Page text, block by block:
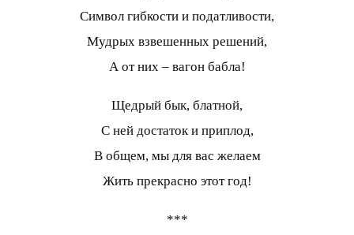
Символ гибкости и податливости,
Мудрых взвешенных решений,
А от них – вагон бабла!
Щедрый бык, блатной,
С ней достаток и приплод,
В общем, мы для вас желаем
Жить прекрасно этот год!
***